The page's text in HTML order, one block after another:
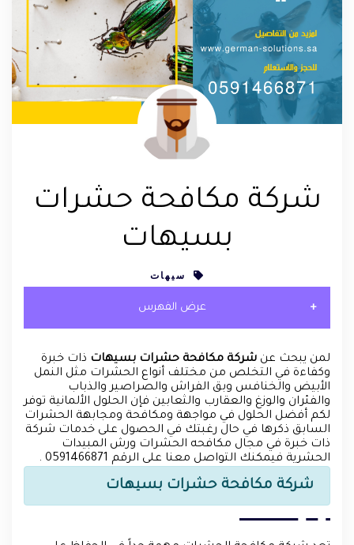
شركة مكافحة حشرات
بسيهات
سيهات
عرض الفهرس
لمن يبحث عن شركة مكافحة حشرات بسيهات ذات خبرة
وكفاءة في التخلص من مختلف أنواع الحشرات مثل النمل
الأبيض والخنافس وبق الفراش والصراصير والذباب
والفئران والوزغ والعقارب والثعابين فإن الحلول الألمانية توفر
لكم أفضل الحلول في مواجهة ومكافحة ومجابهة الحشرات
السابق ذكرها في حال رغبتك في الحصول على خدمات شركة
ذات خبرة في مجال مكافحه الحشرات ورش المبيدات
الحشرية فيمكنك التواصل معنا على الرقم 0591466871 .
شركة مكافحة حشرات بسيهات